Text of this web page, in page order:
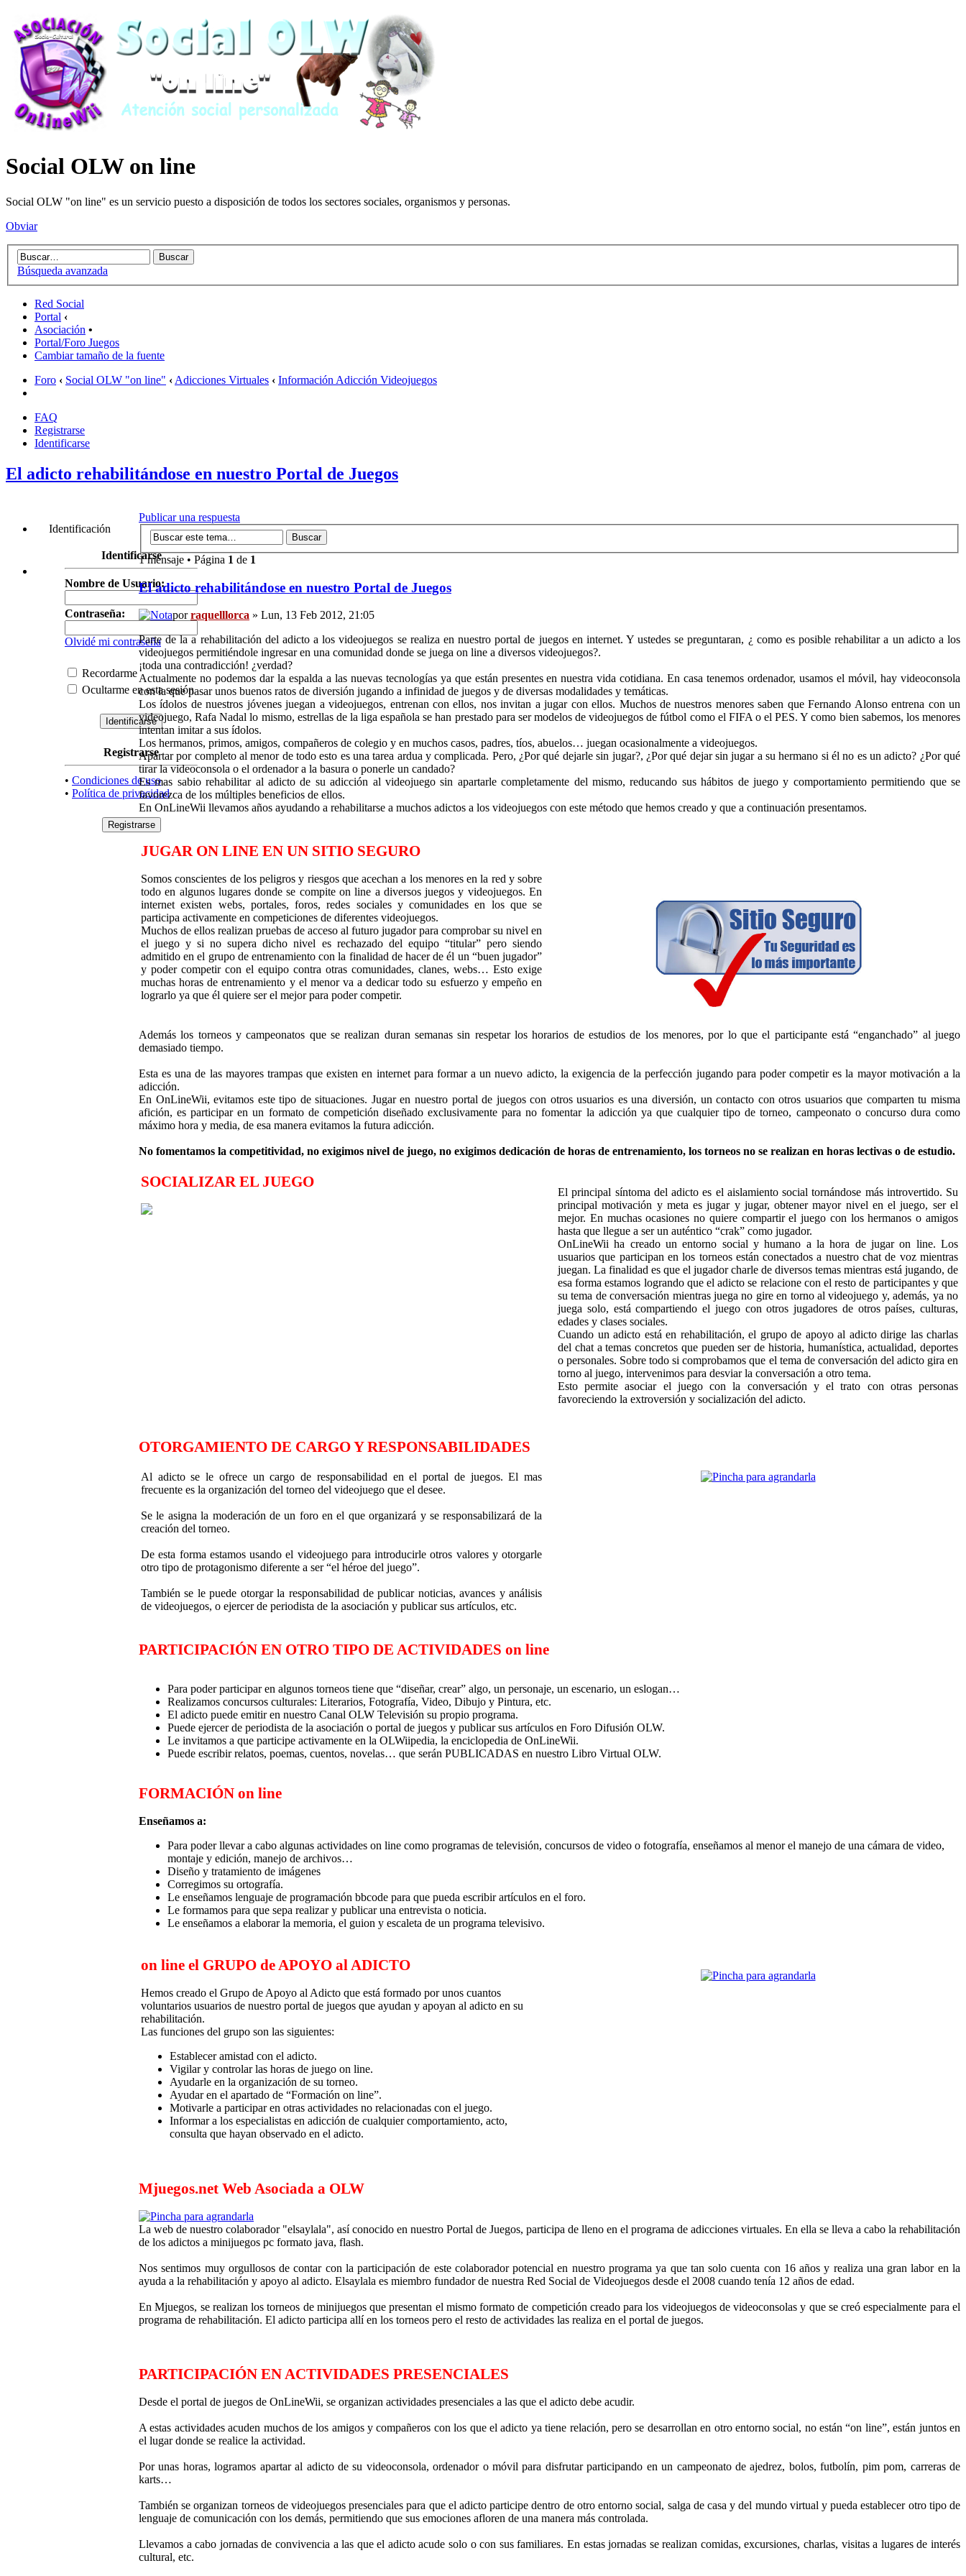
Social OLW on line
Social OLW "on line" es un servicio puesto a disposición de todos los sectores sociales, organismos y personas.
Obviar
Búsqueda avanzada
Red Social
Portal ‹
Asociación •
Portal/Foro Juegos
Cambiar tamaño de la fuente
Foro ‹ Social OLW "on line" ‹Adicciones Virtuales ‹ Información Adicción Videojuegos
FAQ
Registrarse
Identificarse
El adicto rehabilitándose en nuestro Portal de Juegos
Identificación
Identificarse
Nombre de Usuario:
Contraseña:
Olvidé mi contraseña
Recordarme
Ocultarme en esta sesión
Registrarse
• Condiciones de uso
• Política de privacidad
Publicar una respuesta
1 mensaje • Página 1 de 1
El adicto rehabilitándose en nuestro Portal de Juegos
porraquelllorca » Lun, 13 Feb 2012, 21:05
Parte de la a rehabilitación del adicto a los videojuegos se realiza en nuestro portal de juegos en internet. Y ustedes se preguntaran, ¿ como es posible rehabilitar a un adicto a los
videojuegos permitiéndole ingresar en una comunidad donde se juega on line a diversos videojuegos?.
¡toda una contradicción! ¿verdad?
Actualmente no podemos dar la espalda a las nuevas tecnologías ya que están presentes en nuestra vida cotidiana. En casa tenemos ordenador, usamos el móvil, hay videoconsola
con la que pasar unos buenos ratos de diversión jugando a infinidad de juegos y de diversas modalidades y temáticas.
Los ídolos de nuestros jóvenes juegan a videojuegos, entrenan con ellos, nos invitan a jugar con ellos. Muchos de nuestros menores saben que Fernando Alonso entrena con un
videojuego, Rafa Nadal lo mismo, estrellas de la liga española se han prestado para ser modelos de videojuegos de fútbol como el FIFA o el PES. Y como bien sabemos, los menores
intentan imitar a sus ídolos.
Los hermanos, primos, amigos, compañeros de colegio y en muchos casos, padres, tíos, abuelos… juegan ocasionalmente a videojuegos.
Apartar por completo al menor de todo esto es una tarea ardua y complicada. Pero, ¿Por qué dejarle sin jugar?, ¿Por qué dejar sin jugar a su hermano si él no es un adicto? ¿Por qué
tirar la videoconsola o el ordenador a la basura o ponerle un candado?
Es mas sabio rehabilitar al adicto de su adicción al videojuego sin apartarle completamente del mismo, reducando sus hábitos de juego y comportamiento permitiendo que se
favorezca de los múltiples beneficios de ellos.
En OnLineWii llevamos años ayudando a rehabilitarse a muchos adictos a los videojuegos con este método que hemos creado y que a continuación presentamos.
JUGAR ON LINE EN UN SITIO SEGURO
Somos conscientes de los peligros y riesgos que acechan a los menores en la red y sobre
todo en algunos lugares donde se compite on line a diversos juegos y videojuegos. En
internet existen webs, portales, foros, redes sociales y comunidades en los que se
participa activamente en competiciones de diferentes videojuegos.
Muchos de ellos realizan pruebas de acceso al futuro jugador para comprobar su nivel en
el juego y si no supera dicho nivel es rechazado del equipo “titular” pero siendo
admitido en el grupo de entrenamiento con la finalidad de hacer de él un “buen jugador”
y poder competir con el equipo contra otras comunidades, clanes, webs… Esto exige
muchas horas de entrenamiento y el menor va a dedicar todo su esfuerzo y empeño en
lograrlo ya que él quiere ser el mejor para poder competir.
Además los torneos y campeonatos que se realizan duran semanas sin respetar los horarios de estudios de los menores, por lo que el participante está “enganchado” al juego
demasiado tiempo.
Esta es una de las mayores trampas que existen en internet para formar a un nuevo adicto, la exigencia de la perfección jugando para poder competir es la mayor motivación a la
adicción.
En OnLineWii, evitamos este tipo de situaciones. Jugar en nuestro portal de juegos con otros usuarios es una diversión, un contacto con otros usuarios que comparten tu misma
afición, es participar en un formato de competición diseñado exclusivamente para no fomentar la adicción ya que cualquier tipo de torneo, campeonato o concurso dura como
máximo hora y media, de esa manera evitamos la futura adicción.
No fomentamos la competitividad, no exigimos nivel de juego, no exigimos dedicación de horas de entrenamiento, los torneos no se realizan en horas lectivas o de estudio.
SOCIALIZAR EL JUEGO
El principal síntoma del adicto es el aislamiento social tornándose más introvertido. Su
principal motivación y meta es jugar y jugar, obtener mayor nivel en el juego, ser el
mejor. En muchas ocasiones no quiere compartir el juego con los hermanos o amigos
hasta que llegue a ser un auténtico “crak” como jugador.
OnLineWii ha creado un entorno social y humano a la hora de jugar on line. Los
usuarios que participan en los torneos están conectados a nuestro chat de voz mientras
juegan. La finalidad es que el jugador charle de diversos temas mientras está jugando, de
esa forma estamos logrando que el adicto se relacione con el resto de participantes y que
su tema de conversación mientras juega no gire en torno al videojuego y, además, ya no
juega solo, está compartiendo el juego con otros jugadores de otros países, culturas,
edades y clases sociales.
Cuando un adicto está en rehabilitación, el grupo de apoyo al adicto dirige las charlas
del chat a temas concretos que pueden ser de historia, humanística, actualidad, deportes
o personales. Sobre todo si comprobamos que el tema de conversación del adicto gira en
torno al juego, intervenimos para desviar la conversación a otro tema.
Esto permite asociar el juego con la conversación y el trato con otras personas
favoreciendo la extroversión y socialización del adicto.
OTORGAMIENTO DE CARGO Y RESPONSABILIDADES
Al adicto se le ofrece un cargo de responsabilidad en el portal de juegos. El mas
frecuente es la organización del torneo del videojuego que el desee.
Se le asigna la moderación de un foro en el que organizará y se responsabilizará de la
creación del torneo.
De esta forma estamos usando el videojuego para introducirle otros valores y otorgarle
otro tipo de protagonismo diferente a ser “el héroe del juego”.
También se le puede otorgar la responsabilidad de publicar noticias, avances y análisis
de videojuegos, o ejercer de periodista de la asociación y publicar sus artículos, etc.
PARTICIPACIÓN EN OTRO TIPO DE ACTIVIDADES on line
Para poder participar en algunos torneos tiene que “diseñar, crear” algo, un personaje, un escenario, un eslogan…
Realizamos concursos culturales: Literarios, Fotografía, Video, Dibujo y Pintura, etc.
El adicto puede emitir en nuestro Canal OLW Televisión su propio programa.
Puede ejercer de periodista de la asociación o portal de juegos y publicar sus artículos en Foro Difusión OLW.
Le invitamos a que participe activamente en la OLWiipedia, la enciclopedia de OnLineWii.
Puede escribir relatos, poemas, cuentos, novelas… que serán PUBLICADAS en nuestro Libro Virtual OLW.
FORMACIÓN on line
Enseñamos a:
Para poder llevar a cabo algunas actividades on line como programas de televisión, concursos de video o fotografía, enseñamos al menor el manejo de una cámara de video,
montaje y edición, manejo de archivos…
Diseño y tratamiento de imágenes
Corregimos su ortografía.
Le enseñamos lenguaje de programación bbcode para que pueda escribir artículos en el foro.
Le formamos para que sepa realizar y publicar una entrevista o noticia.
Le enseñamos a elaborar la memoria, el guion y escaleta de un programa televisivo.
on line el GRUPO de APOYO al ADICTO
Hemos creado el Grupo de Apoyo al Adicto que está formado por unos cuantos
voluntarios usuarios de nuestro portal de juegos que ayudan y apoyan al adicto en su
rehabilitación.
Las funciones del grupo son las siguientes:
Establecer amistad con el adicto.
Vigilar y controlar las horas de juego on line.
Ayudarle en la organización de su torneo.
Ayudar en el apartado de “Formación on line”.
Motivarle a participar en otras actividades no relacionadas con el juego.
Informar a los especialistas en adicción de cualquier comportamiento, acto,
consulta que hayan observado en el adicto.
Mjuegos.net Web Asociada a OLW
La web de nuestro colaborador "elsaylala", así conocido en nuestro Portal de Juegos, participa de lleno en el programa de adicciones virtuales. En ella se lleva a cabo la rehabilitación
de los adictos a minijuegos pc formato java, flash.
Nos sentimos muy orgullosos de contar con la participación de este colaborador potencial en nuestro programa ya que tan solo cuenta con 16 años y realiza una gran labor en la
ayuda a la rehabilitación y apoyo al adicto. Elsaylala es miembro fundador de nuestra Red Social de Videojuegos desde el 2008 cuando tenía 12 años de edad.
En Mjuegos, se realizan los torneos de minijuegos que presentan el mismo formato de competición creado para los videojuegos de videoconsolas y que se creó especialmente para el
programa de rehabilitación. El adicto participa allí en los torneos pero el resto de actividades las realiza en el portal de juegos.
PARTICIPACIÓN EN ACTIVIDADES PRESENCIALES
Desde el portal de juegos de OnLineWii, se organizan actividades presenciales a las que el adicto debe acudir.
A estas actividades acuden muchos de los amigos y compañeros con los que el adicto ya tiene relación, pero se desarrollan en otro entorno social, no están “on line”, están juntos en
el lugar donde se realice la actividad.
Por unas horas, logramos apartar al adicto de su videoconsola, ordenador o móvil para disfrutar participando en un campeonato de ajedrez, bolos, futbolín, pim pom, carreras de
karts…
También se organizan torneos de videojuegos presenciales para que el adicto participe dentro de otro entorno social, salga de casa y del mundo virtual y pueda establecer otro tipo de
lenguaje de comunicación con los demás, permitiendo que sus emociones afloren de una manera más controlada.
Llevamos a cabo jornadas de convivencia a las que el adicto acude solo o con sus familiares. En estas jornadas se realizan comidas, excursiones, charlas, visitas a lugares de interés
cultural, etc.